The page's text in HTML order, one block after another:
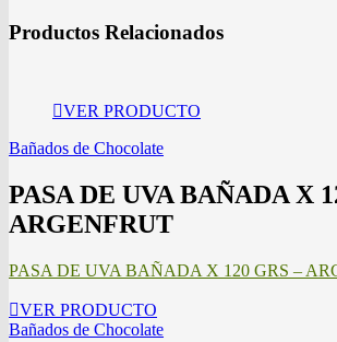
Productos Relacionados
VER PRODUCTO
Bañados de Chocolate
PASA DE UVA BAÑADA X
ARGENFRUT
PASA DE UVA BAÑADA X 120 GRS –
VER PRODUCTO
Bañados de Chocolate